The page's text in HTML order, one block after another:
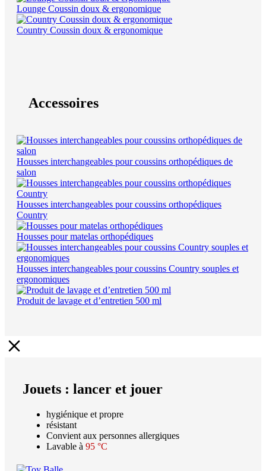
Lounge Coussin doux & ergonomique
Country Coussin doux & ergonomique
Accessoires
Housses interchangeables pour coussins orthopédiques de
salon
Housses interchangeables pour coussins orthopédiques
Country
Housses pour matelas orthopédiques
Housses interchangeables pour coussins Country souples et
ergonomiques
Produit de lavage et d’entretien 500 ml
Jouets : lancer et jouer
hygiénique et propre
résistant
Convient aux personnes allergiques
Lavable à 95 °C